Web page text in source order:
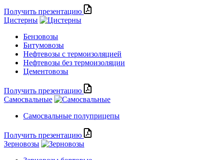
Получить презентацию
Цистерны
Бензовозы
Битумовозы
Нефтевозы с термоизоляцией
Нефтевозы без термоизоляции
Цементовозы
Получить презентацию
Самосвальные
Самосвальные полуприцепы
Получить презентацию
Зерновозы